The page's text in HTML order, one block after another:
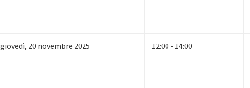
giovedì, 20 novembre 2025 12:00 - 14:00